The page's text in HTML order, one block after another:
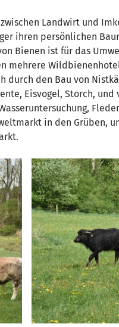
Landwirt und
ihren persönlichen
Bienen ist für das
mehrere
durch den Bau von
Eisvogel, Storch, und
in den Grüben,